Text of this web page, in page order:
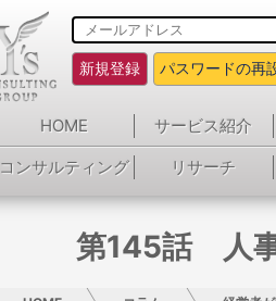
新規登録 パスワードの再
HOME サービス紹介
コンサルティング
リサーチ
第145話 人事